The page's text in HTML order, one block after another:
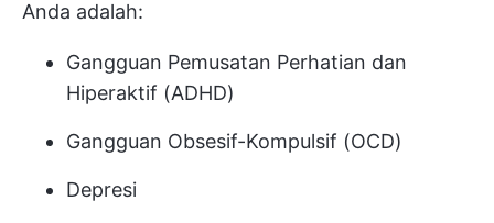
Anda adalah:
Gangguan Pemusatan Perhatian dan
Hiperaktif (ADHD)
Gangguan Obsesif-Kompulsif (OCD)
Depresi